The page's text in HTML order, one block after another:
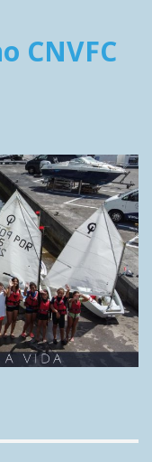
CNVFC